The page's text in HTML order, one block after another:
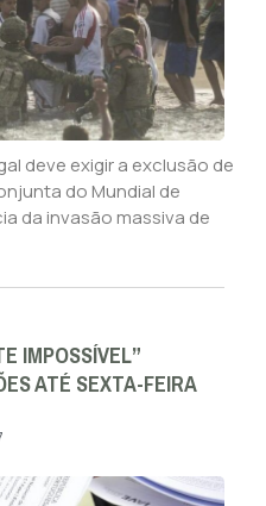
deve exigir a exclusão de
do Mundial de
da invasão massiva de
IMPOSSÍVEL”
ATÉ SEXTA-FEIRA